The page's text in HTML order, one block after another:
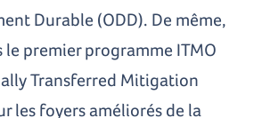
Durable (ODD). De même,
le premier programme ITMO
Transferred Mitigation
les foyers améliorés de la